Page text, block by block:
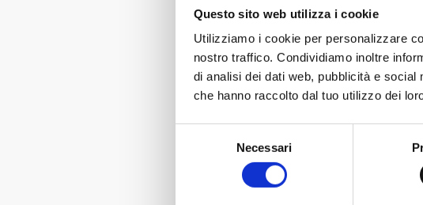
Questo sito web utilizza i cookie
Utilizziamo i cookie per personalizzare
nostro traffico. Condividiamo inoltre
di analisi dei dati web, pubblicità e
che hanno raccolto dal tuo utilizzo dei
Necessari